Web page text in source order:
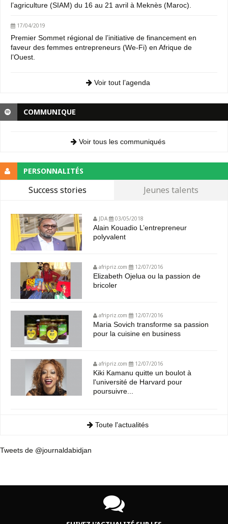
l’agriculture (SIAM) du 16 au 21 avril à Meknès (Maroc).
17/04/2019
Premier Sommet régional de l’initiative de financement en
faveur des femmes entrepreneurs (We-Fi) en Afrique de
l’Ouest.
Voir tout l’agenda
COMMUNIQUE
Voir tous les communiqués
PERSONNALITÉS
Success stories Jeunes talents
JDA 03/05/2018
Alain Kouadio L’entrepreneur
polyvalent
afripriz.com 12/07/2016
Elizabeth Ojelua ou la passion de
bricoler
afripriz.com 12/07/2016
Maria Sovich transforme sa passion
pour la cuisine en business
afripriz.com 12/07/2016
Kiki Kamanu quitte un boulot à
l'université de Harvard pour
poursuivre...
Toute l'actualités
Tweets de @journaldabidjan